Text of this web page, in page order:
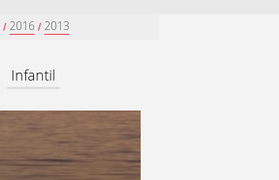
/ 2016 / 2013
Infantil